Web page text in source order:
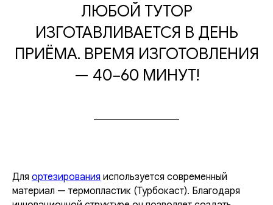
ЛЮБОЙ ТУТОР
ИЗГОТАВЛИВАЕТСЯ В ДЕНЬ
ПРИЁМА. ВРЕМЯ ИЗГОТОВЛЕНИЯ
— 40−60 МИНУТ!
Для ортезирования используется современный
материал — термопластик (Турбокаст). Благодаря